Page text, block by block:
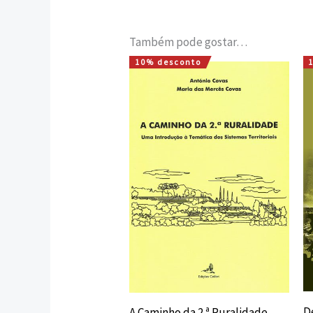
Também pode gostar…
10% desconto
O
preço
original
12,00 €.
O
preço
atual
10,80 €.